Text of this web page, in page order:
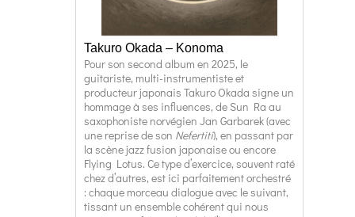
Takuro Okada – Konoma
Pour son second album en 2025, le
guitariste, multi-instrumentiste et
producteur japonais Takuro Okada signe un
hommage à ses influences, de Sun Ra au
saxophoniste norvégien Jan Garbarek (avec
une reprise de son Nefertiti), en passant par
la scène jazz fusion japonaise ou encore
Flying Lotus. Ce type d’exercice, souvent raté
chez d’autres, est ici parfaitement orchestré
: chaque morceau dialogue avec le suivant,
tissant un ensemble cohérent qui nous